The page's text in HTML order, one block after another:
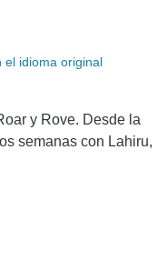
el idioma original
y Rove. Desde la
semanas con Lahiru,